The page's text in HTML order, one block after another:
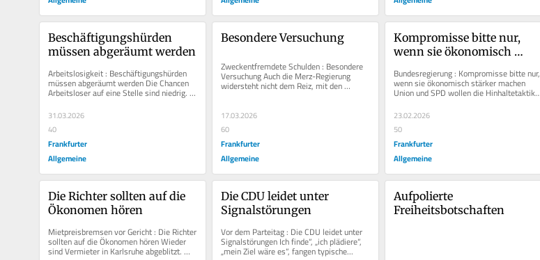
Beschäftigungshürden
müssen abgeräumt werden
Arbeitslosigkeit : Beschäftigungshürden
müssen abgeräumt werden Die Chancen
Arbeitsloser auf eine Stelle sind niedrig.
31.03.2026
40
Frankfurter
Allgemeine
Besondere Versuchung
Zweckentfremdete Schulden : Besondere
Versuchung Auch die Merz-Regierung
widersteht nicht dem Reiz, mit den
Sondervermögen Raum für höhere...
17.03.2026
60
Frankfurter
Allgemeine
Kompromisse bitte nur,
wenn sie ökonomisch
Bundesregierung : Kompromisse bitte nur,
wenn sie ökonomisch stärker machen
Union und SPD wollen die Hinhaltetaktik
23.02.2026
50
Frankfurter
Allgemeine
Die Richter sollten auf die
Ökonomen hören
Mietpreisbremsen vor Gericht : Die Richter
sollten auf die Ökonomen hören Wieder
sind Vermieter in Karlsruhe abgeblitzt.
Die CDU leidet unter
Signalstörungen
Vor dem Parteitag : Die CDU leidet unter
Signalstörungen Ich finde“, „ich plädiere“,
„mein Ziel wäre es“, fangen typische...
Aufpolierte
Freiheitsbotschaften